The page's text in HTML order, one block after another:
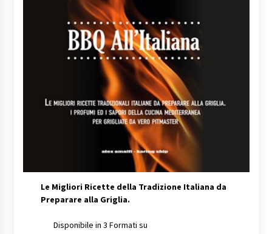
Le Migliori Ricette della Tradizione Italiana da
Preparare alla Griglia.
Disponibile in 3 Formati su